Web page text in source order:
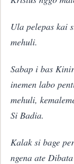
Ula pelepas kai
mehuli.
Sabap i bas
inemen labo
mehuli,
Si Badia.
Kalak si bage
ngena ate